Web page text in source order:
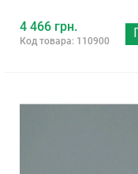
4 466 грн.
Код товара: 110900